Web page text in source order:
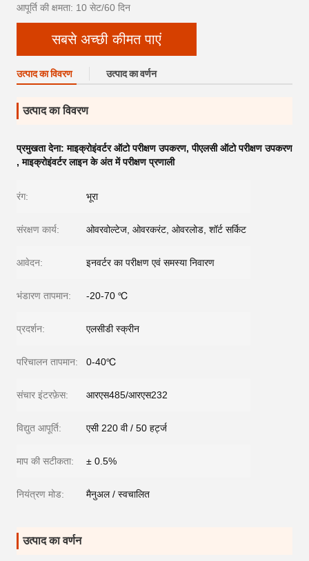
आपूर्ति की क्षमता: 10 सेट/60 दिन
सबसे अच्छी कीमत पाएं
उत्पाद का विवरण उत्पाद का वर्णन
उत्पाद का विवरण
प्रमुखता देना:माइक्रोइंवर्टर ऑटो परीक्षण उपकरण,पीएलसी ऑटो परीक्षण उपकरण
,माइक्रोइंवर्टर लाइन के अंत में परीक्षण प्रणाली
रंग: भूरा
संरक्षण कार्य: ओवरवोल्टेज, ओवरकरंट, ओवरलोड, शॉर्ट सर्किट
आवेदन: इनवर्टर का परीक्षण एवं समस्या निवारण
भंडारण तापमान: -20-70 ℃
प्रदर्शन: एलसीडी स्क्रीन
परिचालन तापमान: 0-40℃
संचार इंटरफ़ेस: आरएस485/आरएस232
विद्युत आपूर्ति: एसी 220 वी / 50 हर्ट्ज
माप की सटीकता: ± 0.5%
नियंत्रण मोड: मैनुअल / स्वचालित
उत्पाद का वर्णन